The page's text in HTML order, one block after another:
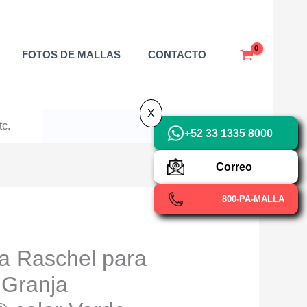
FOTOS DE MALLAS CONTACTO
Raschel para
+52 33 1335 8000
Correo
800-PA-MALLA
X